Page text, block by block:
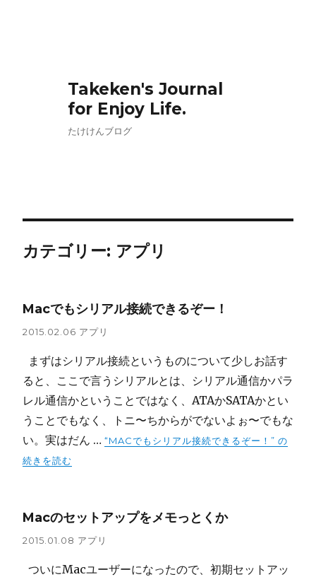
Takeken's Journal
for Enjoy Life.
たけけんブログ
カテゴリー: アプリ
Macでもシリアル接続できるぞー！
2015.02.06 アプリ
まずはシリアル接続というものについて少しお話す
ると、ここで言うシリアルとは、シリアル通信かパラ
レル通信かということではなく、ATAかSATAかとい
うことでもなく、トニ〜ちからがでないよぉ〜でもな
い。実はだん … “MACでもシリアル接続できるぞー！” の
続きを読む
Macのセットアップをメモっとくか
2015.01.08 アプリ
ついにMacユーザーになったので、初期セットアッ